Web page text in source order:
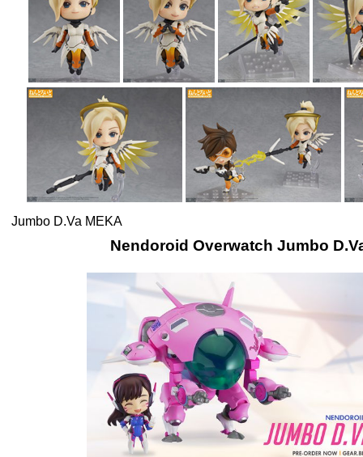
Jumbo D.Va MEKA
Nendoroid Overwatch Jumbo